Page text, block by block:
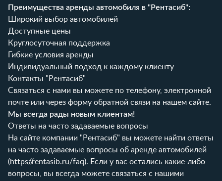
Преимущества аренды автомобиля в "Рентасиб":
Широкий выбор автомобилей
Доступные цены
Круглосуточная поддержка
Гибкие условия аренды
Индивидуальный подход к каждому клиенту
Контакты "Рентасиб"
Связаться с нами вы можете по телефону, электронной
почте или через форму обратной связи на нашем сайте.
Мы всегда рады новым клиентам!
Ответы на часто задаваемые вопросы
На сайте компании "Рентасиб" вы можете найти ответы
на часто задаваемые вопросы об аренде автомобилей
(https://rentasib.ru/faq). Если у вас остались какие-либо
вопросы, вы всегда можете связаться с нашими